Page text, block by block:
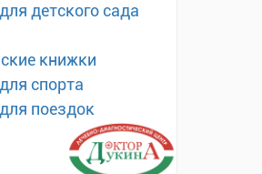
детского сада
книжки
спорта
поездок